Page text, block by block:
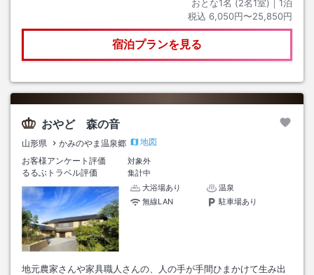
おとな1名 (2名1室)｜ 1泊
税込 6,050円〜25,850円
宿泊プランを見る
おやど 森の音
山形県 かみのやま温泉郷
地図
お客様アンケート評価
対象外
るるぶトラベル評価
集計中
大浴場あり
温泉
無線LAN
駐車場あり
地元農家さんや家具職人さんの、人の手が手間ひまかけて生み出